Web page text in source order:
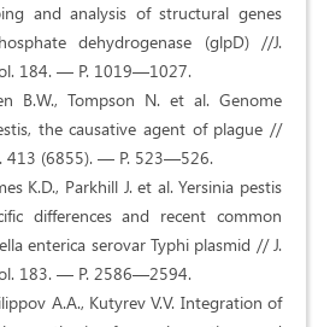
and analysis of structural genes
dehydrogenase (glpD) //J.
184. — P. 1019—1027.
Tompson N. et al. Genome
the causative agent of plague //
(6855). — P. 523—526.
K.D., Parkhill J. et al. Yersinia pestis
differences and recent common
enterica serovar Typhi plasmid // J.
183. — P. 2586—2594.
A.A., Kutyrev V.V. Integration of